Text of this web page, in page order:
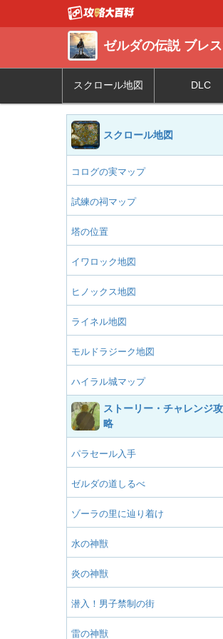
ゼルダの伝説 ブレ
スクロール地図 DLC
スクロール地図
コログの実マップ
試練の祠マップ
塔の位置
イワロック地図
ヒノックス地図
ライネル地図
モルドラジーク地図
ハイラル城マップ
ストーリー・チャレンジ攻
略
パラセール入手
ゼルダの道しるべ
ゾーラの里に辿り着け
水の神獣
炎の神獣
潜入！男子禁制の街
雷の神獣